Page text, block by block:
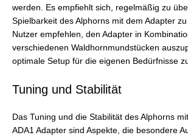
werden. Es empfiehlt sich, regelmäßig zu
Spielbarkeit des Alphorns mit dem Adapter
Nutzer empfehlen, den Adapter in
verschiedenen Waldhornmundstücken
optimale Setup für die eigenen Bedürfnisse
Tuning und Stabilität
Das Tuning und die Stabilität des Alphorns
ADA1 Adapter sind Aspekte, die besondere